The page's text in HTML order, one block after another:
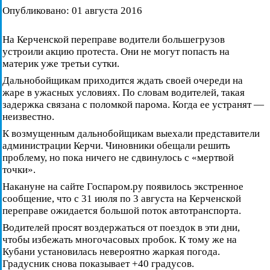
Опубликовано: 01 августа 2016
На Керченской переправе водители большегрузов
устроили акцию протеста. Они не могут попасть на
материк уже третьи сутки.
Дальнобойщикам приходится ждать своей очереди на
жаре в ужасных условиях. По словам водителей, такая
задержка связана с поломкой парома. Когда ее устранят —
неизвестно.
К возмущенным дальнобойщикам выехали представители
администрации Керчи. Чиновники обещали решить
проблему, но пока ничего не сдвинулось с «мертвой
точки».
Накануне на сайте Госпаром.ру появилось экстренное
сообщение, что с 31 июля по 3 августа на Керченской
переправе ожидается большой поток автотранспорта.
Водителей просят воздержаться от поездок в эти дни,
чтобы избежать многочасовых пробок. К тому же на
Кубани установилась невероятно жаркая погода.
Градусник снова показывает +40 градусов.